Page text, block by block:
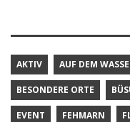
AKTIV AUF DEM
BESONDERE ORTE
EVENT FEHMARN